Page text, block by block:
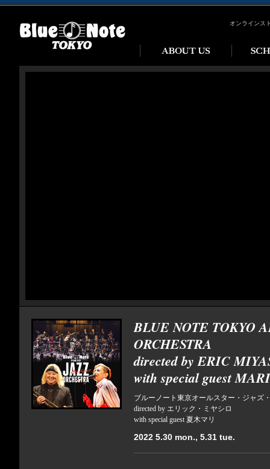
オンラインス
BLUE NOTE TOKYO
ORCHESTRA
directed by ERIC
with special guest
ブルーノート東京オールスター・ジャズ
directed by エリック・ミヤシロ
with special guest 夏木マリ
2022 5.30 mon., 5.31 tue.